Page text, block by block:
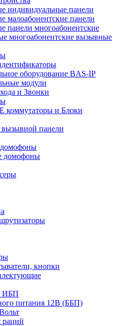
индивидуальные панели
малоабонентские панели
панели многоабонентские
многоабонентские вызывные
оборудование BAS-IP
модули
и Звонки
коммутаторы и Блоки
панели
домофоны
кнопки
ИБП
питания 12В (ББП)
раций